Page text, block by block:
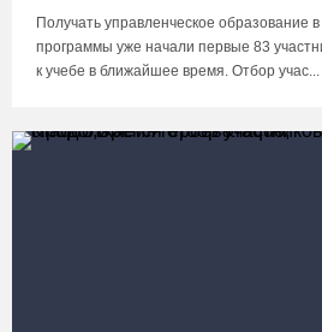
Получать управленческое образование
программы уже начали первые 83
к учебе в ближайшее время. Отбор учас...